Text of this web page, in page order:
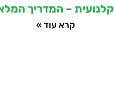
קלנועית – המדריך
קרא עוד »